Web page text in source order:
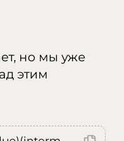
но мы уже
этим